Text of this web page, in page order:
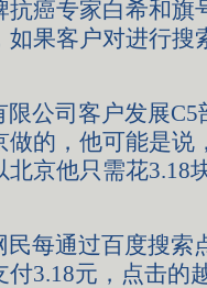
癌专家白希和旗
如果客户对进行搜
公司客户发展C5
做的，他可能是说
京他只需花3.18
每通过百度搜索
3.18元，点击的